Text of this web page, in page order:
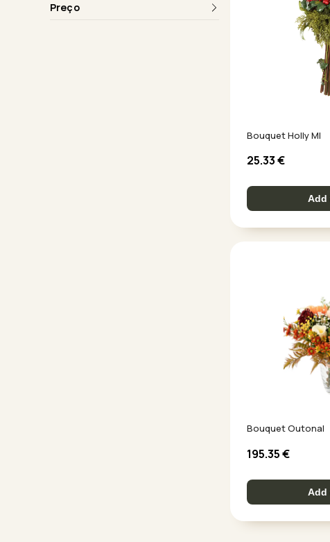
Preço
Bouquet Holly Ml
25.33€
Add
Bouquet Outonal
195.35€
Add